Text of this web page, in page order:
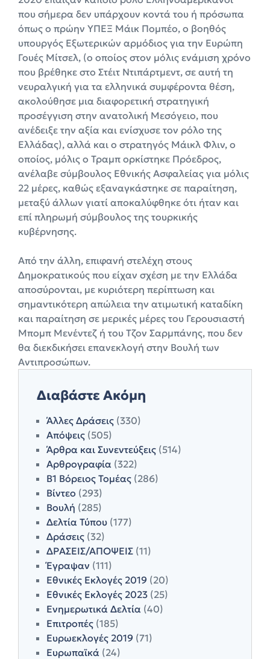
που σήμερα δεν υπάρχουν κοντά του ή πρόσωπα
όπως ο πρώην ΥΠΕΞ Μάικ Πομπέο, ο βοηθός
υπουργός Εξωτερικών αρμόδιος για την Ευρώπη
Γουές Μίτσελ, (ο οποίος στον μόλις ενάμιση χρόνο
που βρέθηκε στο Στέιτ Ντιπάρτμεντ, σε αυτή τη
νευραλγική για τα ελληνικά συμφέροντα θέση,
ακολούθησε μια διαφορετική στρατηγική
προσέγγιση στην ανατολική Μεσόγειο, που
ανέδειξε την αξία και ενίσχυσε τον ρόλο της
Ελλάδας), αλλά και ο στρατηγός Μάικλ Φλιν, ο
οποίος, μόλις ο Τραμπ ορκίστηκε Πρόεδρος,
ανέλαβε σύμβουλος Εθνικής Ασφαλείας για μόλις
22 μέρες, καθώς εξαναγκάστηκε σε παραίτηση,
μεταξύ άλλων γιατί αποκαλύφθηκε ότι ήταν και
επί πληρωμή σύμβουλος της τουρκικής
κυβέρνησης.
Από την άλλη, επιφανή στελέχη στους
Δημοκρατικούς που είχαν σχέση με την Ελλάδα
αποσύρονται, με κυριότερη περίπτωση και
σημαντικότερη απώλεια την ατιμωτική καταδίκη
και παραίτηση σε μερικές μέρες του Γερουσιαστή
Μπομπ Μενέντεζ ή του Τζον Σαρμπάνης, που δεν
θα διεκδικήσει επανεκλογή στην Βουλή των
Αντιπροσώπων.
Διαβάστε Ακόμη
Άλλες Δράσεις (330)
Απόψεις (505)
Άρθρα και Συνεντεύξεις (514)
Αρθρογραφία (322)
Β1 Βόρειος Τομέας (286)
Βίντεο (293)
Βουλή (285)
Δελτία Τύπου (177)
Δράσεις (32)
ΔΡΑΣΕΙΣ/ΑΠΟΨΕΙΣ (11)
Έγραψαν (111)
Εθνικές Εκλογές 2019 (20)
Εθνικές Εκλογές 2023 (25)
Ενημερωτικά Δελτία (40)
Επιτροπές (185)
Ευρωεκλογές 2019 (71)
Ευρωπαϊκά (24)